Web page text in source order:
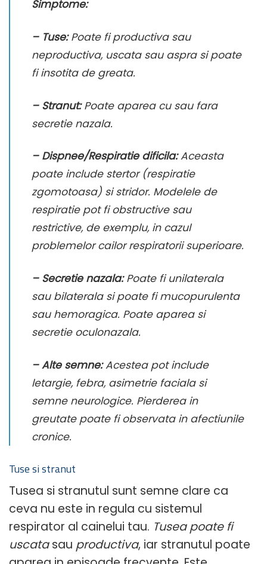
Simptome:
– Tuse:Poate fi productiva sau
neproductiva, uscata sau aspra si poate
fi insotita de greata.
– Stranut:Poate aparea cu sau fara
secretie nazala.
– Dispnee/Respiratie dificila:Aceasta
poate include stertor (respiratie
zgomotoasa) si stridor. Modelele de
respiratie pot fi obstructive sau
restrictive, de exemplu, in cazul
problemelor cailor respiratorii superioare.
– Secretie nazala:Poate fi unilaterala
sau bilaterala si poate fi mucopurulenta
sau hemoragica. Poate aparea si
secretie oculonazala.
– Alte semne:Acestea pot include
letargie, febra, asimetrie faciala si
semne neurologice. Pierderea in
greutate poate fi observata in afectiunile
cronice.
Tuse si stranut
Tusea si stranutul sunt semne clare ca
ceva nu este in regula cu sistemul
respirator al cainelui tau. Tusea poate fi
uscatasau productiva, iar stranutul poate